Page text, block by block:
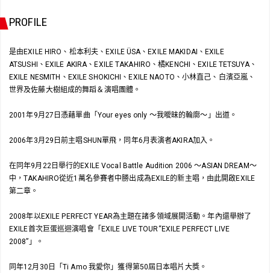
PROFILE
是由EXILE HIRO、松本利夫、EXILE ÜSA、EXILE MAKIDAI、EXILE
ATSUSHI、EXILE AKIRA、EXILE TAKAHIRO、橘KENCHI、EXILE TETSUYA、
EXILE NESMITH、EXILE SHOKICHI、EXILE NAOTO、小林直己、白濱亞嵐、
世界及佐藤大樹組成的舞蹈＆演唱團體。
2001年9月27日憑藉單曲「Your eyes only ～我曖昧的輪廓～」出道。
2006年3月29日前主唱SHUN單飛，同年6月表演者AKIRA加入。
在同年9月22日舉行的EXILE Vocal Battle Audition 2006 ～ASIAN DREAM～
中，TAKAHIRO從近1萬名參賽者中勝出成為EXILE的新主唱，由此開啟EXILE
第二章。
2008年以EXILE PERFECT YEAR為主題在諸多領域展開活動。年內還舉辦了
EXILE首次巨蛋巡迴演唱會「EXILE LIVE TOUR“EXILE PERFECT LIVE
2008”」。
同年12月30日「Ti Amo 我愛你」獲得第50屆日本唱片大獎。